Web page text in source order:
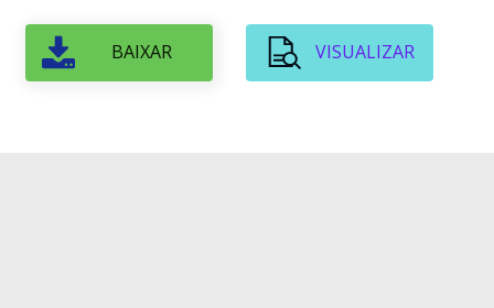
BAIXAR VISUALIZAR